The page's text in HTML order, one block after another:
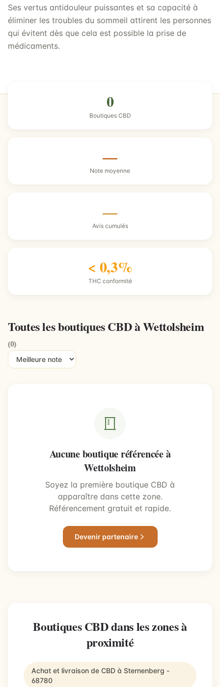
Ses vertus antidouleur puissantes et sa capacité à
éliminer les troubles du sommeil attirent les personnes
qui évitent dès que cela est possible la prise de
médicaments.
0
Boutiques CBD
—
Note moyenne
—
Avis cumulés
< 0,3%
THC conformité
Toutes les boutiques CBD à Wettolsheim
(0)
Aucune boutique référencée à
Wettolsheim
Soyez la première boutique CBD à
apparaître dans cette zone.
Référencement gratuit et rapide.
Devenir partenaire
Boutiques CBD dans les zones à
proximité
Achat et livraison de CBD à Sternenberg -
68780